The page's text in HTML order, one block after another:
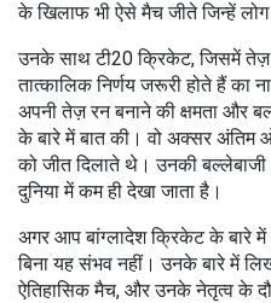
के खिलाफ भी ऐसे मैच जीते जिन्हें लोग
उनके साथटी20 क्रिकेट,जिसमें तेज़
तात्कालिक निर्णय जरूरी होते हैंका
अपनी तेज़ रन बनाने की क्षमता और
के बारे में बात की। वो अक्सर अंतिम
को जीत दिलाते थे। उनकी
दुनिया में कम ही देखा जाता है।
अगर आप बांग्लादेश क्रिकेट के बारे में
बिना यह संभव नहीं। उनके बारे में
ऐतिहासिक मैच, और उनके नेतृत्व के